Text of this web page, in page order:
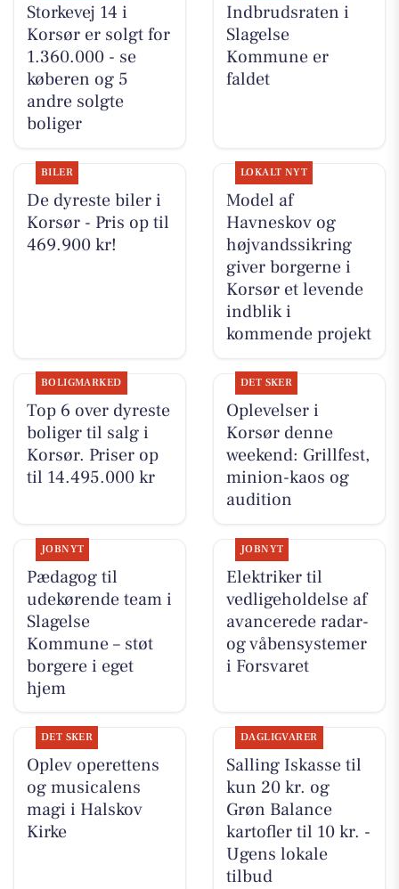
Storkevej 14 i
Korsør er solgt for
1.360.000 - se
køberen og 5
andre solgte
boliger
Indbrudsraten i
Slagelse
Kommune er
faldet
BILER
De dyreste biler i
Korsør - Pris op til
469.900 kr!
LOKALT NYT
Model af
Havneskov og
højvandssikring
giver borgerne i
Korsør et levende
indblik i
kommende projekt
BOLIGMARKED
Top 6 over dyreste
boliger til salg i
Korsør. Priser op
til 14.495.000 kr
DET SKER
Oplevelser i
Korsør denne
weekend: Grillfest,
minion-kaos og
audition
JOBNYT
Pædagog til
udekørende team i
Slagelse
Kommune – støt
borgere i eget
hjem
JOBNYT
Elektriker til
vedligeholdelse af
avancerede radar-
og våbensystemer
i Forsvaret
DET SKER
Oplev operettens
og musicalens
magi i Halskov
Kirke
DAGLIGVARER
Salling Iskasse til
kun 20 kr. og
Grøn Balance
kartofler til 10 kr. -
Ugens lokale
tilbud